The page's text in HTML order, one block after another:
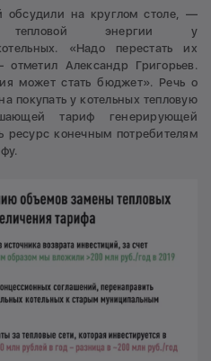
обсудили на круглом столе, —
тепловой энергии у
«Надо перестать их
Александр Григорьев.
может стать бюджет». Речь о
покупать у котельных тепловую
тариф генерирующей
ресурс конечным потребителям